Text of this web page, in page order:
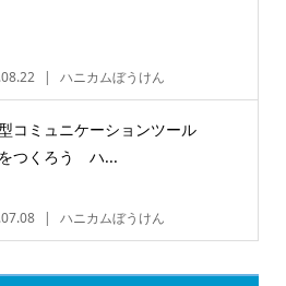
ハニカムぼうけん
コミュニケーションツール
をつくろう ハ...
ハニカムぼうけん